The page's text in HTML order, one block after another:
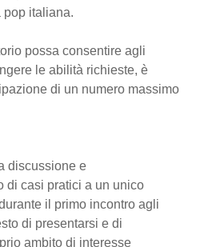
pop italiana.
possa consentire agli
le abilità richieste, è
di un numero massimo
discussione e
di casi pratici a un unico
il primo incontro agli
di presentarsi e di
ambito di interesse